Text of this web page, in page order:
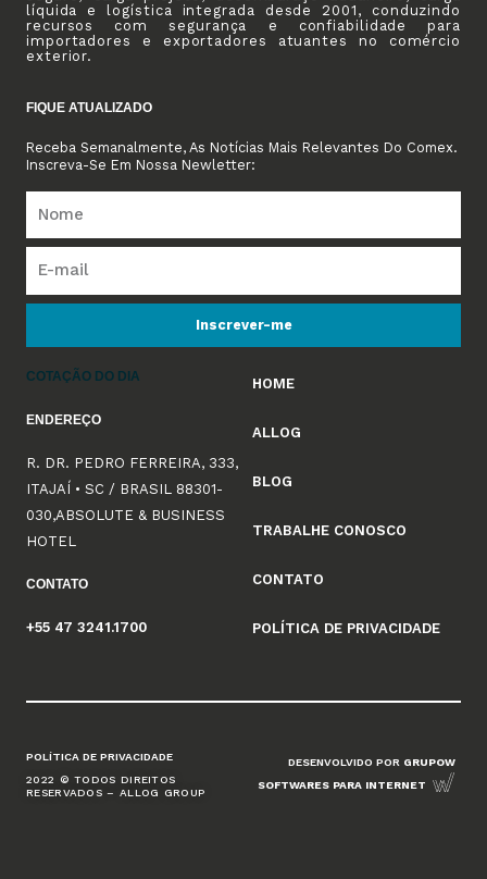
líquida e logística integrada desde 2001, conduzindo
recursos com segurança e confiabilidade para
importadores e exportadores atuantes no comércio
exterior.
FIQUE ATUALIZADO
Receba Semanalmente, As Notícias Mais Relevantes Do Comex.
Inscreva-Se Em Nossa Newletter:
Inscrever-me
COTAÇÃO DO DIA
ENDEREÇO
R. DR. PEDRO FERREIRA, 333,
ITAJAÍ • SC / BRASIL 88301-
030,ABSOLUTE & BUSINESS
HOTEL
CONTATO
+55 47 3241.1700
HOME
ALLOG
BLOG
TRABALHE CONOSCO
CONTATO
POLÍTICA DE PRIVACIDADE
POLÍTICA DE PRIVACIDADE
2022 © TODOS DIREITOS
RESERVADOS – ALLOG GROUP
DESENVOLVIDO POR GRUPOW
SOFTWARES PARA INTERNET